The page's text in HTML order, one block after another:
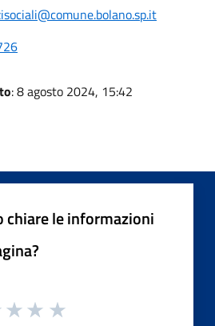
: 8 agosto 2024, 15:42
chiare le informazioni